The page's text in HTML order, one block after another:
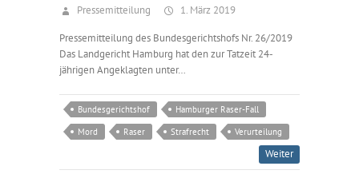
Pressemitteilung 1. März 2019
Pressemitteilung des Bundesgerichtshofs Nr. 26/2019
Das Landgericht Hamburg hat den zur Tatzeit 24-
jährigen Angeklagten unter…
Bundesgerichtshof
Hamburger Raser-Fall
Mord
Raser Strafrecht Verurteilung
Weiter